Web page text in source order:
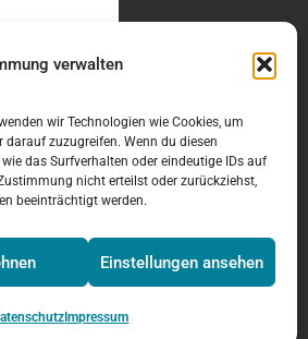
verwalten
wir Technologien wie Cookies, um
zuzugreifen. Wenn du diesen
das Surfverhalten oder eindeutige IDs auf
nicht erteilst oder zurückziehst,
beeinträchtigt werden.
Einstellungen ansehen
Impressum